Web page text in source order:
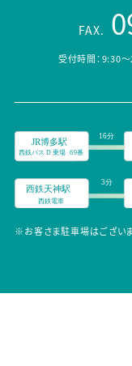
FAX.
受付時間：9:30～
※お客さま駐車場はござい